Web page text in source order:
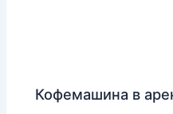
Кофемашина в